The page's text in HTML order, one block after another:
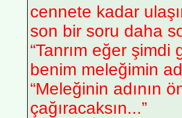
cennete kadar
son bir soru daha
“Tanrım eğer
benim meleğimin
“Meleğinin adının
çağıracaksın...”